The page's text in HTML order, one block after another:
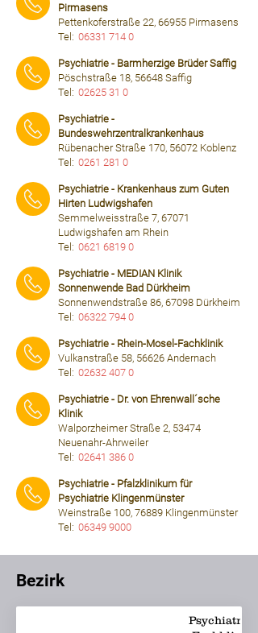
Pirmasens
Pettenkoferstraße 22, 66955 Pirmasens
Tel: 06331 714 0
Psychiatrie - Barmherzige Brüder Saffig
Pöschstraße 18, 56648 Saffig
Tel: 02625 31 0
Psychiatrie -
Bundeswehrzentralkrankenhaus
Rübenacher Straße 170, 56072 Koblenz
Tel: 0261 281 0
Psychiatrie - Krankenhaus zum Guten
Hirten Ludwigshafen
Semmelweisstraße 7, 67071
Ludwigshafen am Rhein
Tel: 0621 6819 0
Psychiatrie - MEDIAN Klinik
Sonnenwende Bad Dürkheim
Sonnenwendstraße 86, 67098 Dürkheim
Tel: 06322 794 0
Psychiatrie - Rhein-Mosel-Fachklinik
Vulkanstraße 58, 56626 Andernach
Tel: 02632 407 0
Psychiatrie - Dr. von Ehrenwall´sche
Klinik
Walporzheimer Straße 2, 53474
Neuenahr-Ahrweiler
Tel: 02641 386 0
Psychiatrie - Pfalzklinikum für
Psychiatrie Klingenmünster
Weinstraße 100, 76889 Klingenmünster
Tel: 06349 9000
Bezirk
Psychiatrie -